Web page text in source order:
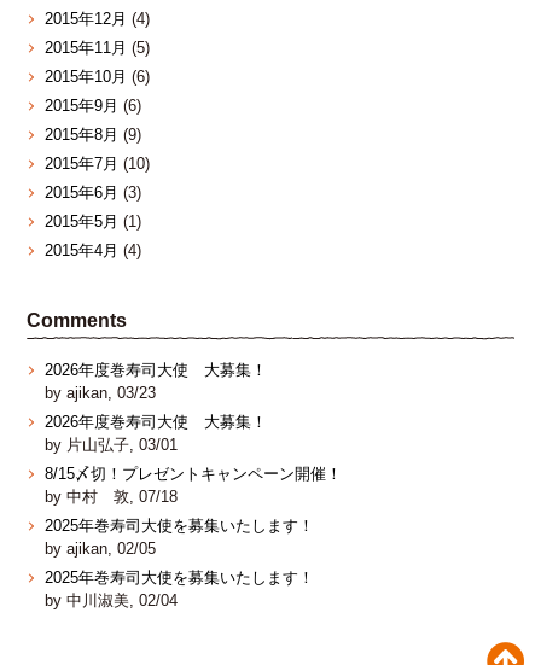
2015年12月 (4)
2015年11月 (5)
2015年10月 (6)
2015年9月 (6)
2015年8月 (9)
2015年7月 (10)
2015年6月 (3)
2015年5月 (1)
2015年4月 (4)
Comments
2026年度巻寿司大使 大募集！
by ajikan, 03/23
2026年度巻寿司大使 大募集！
by 片山弘子, 03/01
8/15〆切！プレゼントキャンペーン開催！
by 中村 敦, 07/18
2025年巻寿司大使を募集いたします！
by ajikan, 02/05
2025年巻寿司大使を募集いたします！
by 中川淑美, 02/04